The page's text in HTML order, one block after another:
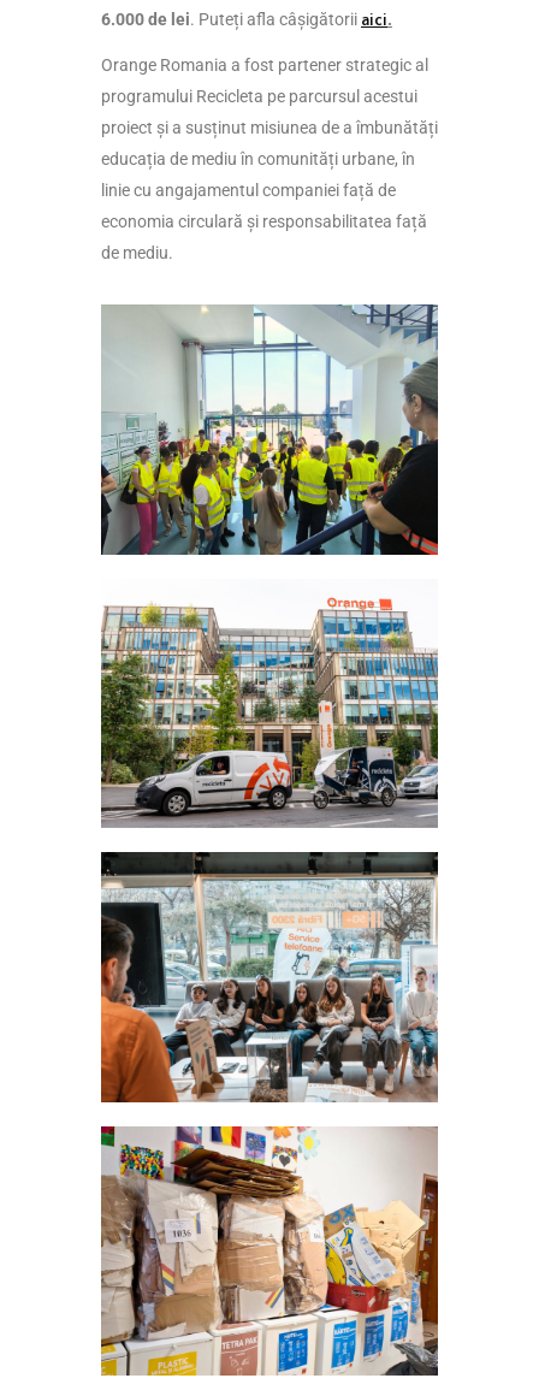
6.000 de lei. Puteți afla câșigătoriiaici.
Orange Romania a fost partener strategic al
programului Recicleta pe parcursul acestui
proiect și a susținut misiunea de a îmbunătăți
educația de mediu în comunități urbane, în
linie cu angajamentul companiei față de
economia circulară și responsabilitatea față
de mediu.